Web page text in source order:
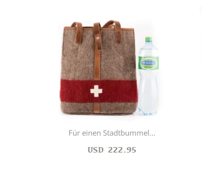
Für einen Stadtbummel...
USD 222.95